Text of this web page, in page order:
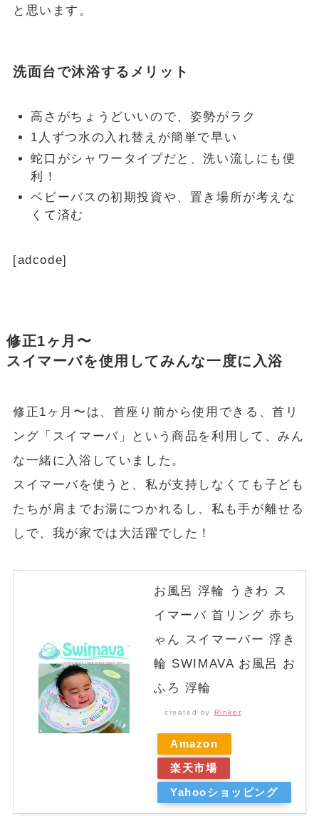
と思います。
洗面台で沐浴するメリット
高さがちょうどいいので、姿勢がラク
1人ずつ水の入れ替えが簡単で早い
蛇口がシャワータイプだと、洗い流しにも便
利！
ベビーバスの初期投資や、置き場所が考えな
くて済む
[adcode]
修正1ヶ月〜
スイマーバを使用してみんな一度に入浴
修正1ヶ月〜は、首座り前から使用できる、首リ
ング「スイマーバ」という商品を利用して、みん
な一緒に入浴していました。
スイマーバを使うと、私が支持しなくても子ども
たちが肩までお湯につかれるし、私も手が離せる
しで、我が家では大活躍でした！
お風呂 浮輪 うきわ ス
イマーバ 首リング 赤ち
ゃん スイマーバー 浮き
輪 SWIMAVA お風呂 お
ふろ 浮輪
created by Rinker
Amazon
楽天市場
Yahooショッピング